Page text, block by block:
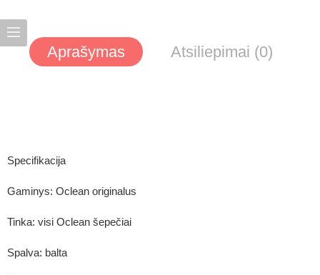
Aprašymas Atsiliepimai (0)
Specifikacija
Gaminys: Oclean originalus
Tinka: visi Oclean šepečiai
Spalva: balta